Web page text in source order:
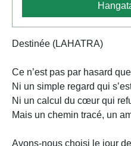
Destinée (LAHATRA)
Ce n’est pas par hasard
Ni un simple regard qui
Ni un calcul du cœur qui
Mais un chemin tracé, un
Avons-nous choisi le jour